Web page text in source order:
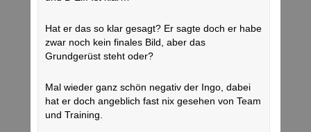
Hat er das so klar gesagt? Er sagte doch er habe
zwar noch kein finales Bild, aber das
Grundgerüst steht oder?
Mal wieder ganz schön negativ der Ingo, dabei
hat er doch angeblich fast nix gesehen von Team
und Training.